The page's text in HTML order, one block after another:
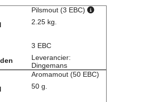
Pilsmout (3 EBC)
2.25 kg.
3 EBC
Leverancier:
Dingemans
Aromamout (50 EBC)
50 g.
Media